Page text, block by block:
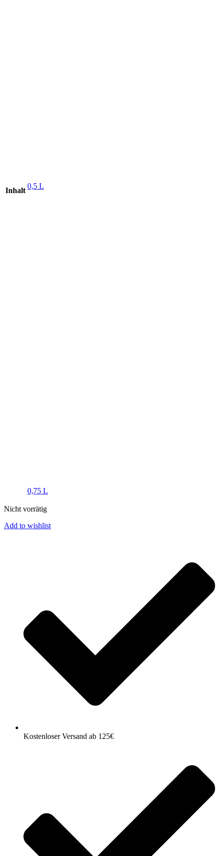
Inhalt
0,5 L
0,75 L
Nicht vorrätig
Add to wishlist
Kostenloser Versand ab 125€